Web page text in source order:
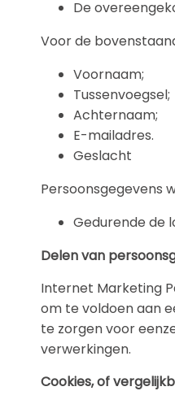
De
Voor de
Voornaam;
Tussenvoegsel;
Achternaam;
E-mailadres.
Geslacht
Persoonsgegevens
Gedurende de
Delen van
Internet Marketing
om te voldoen aan
te zorgen voor
verwerkingen.
Cookies, of